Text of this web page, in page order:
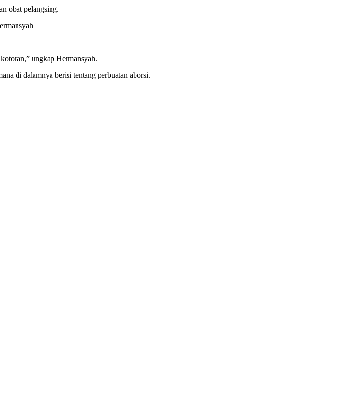
obat pelangsing.
ungkap Hermansyah.
di dalamnya berisi tentang perbuatan aborsi.